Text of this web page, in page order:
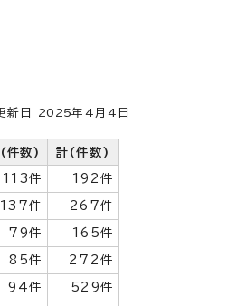
日 2025年4月4日
件数) 計(件数)
113件 192件
137件 267件
79件 165件
85件 272件
94件 529件